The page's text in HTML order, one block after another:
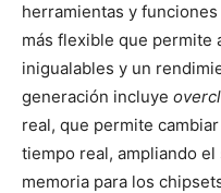
herramientas y funciones
más flexible que permite
inigualables y un
generación incluye
real, que permite
tiempo real, ampliando
memoria para los